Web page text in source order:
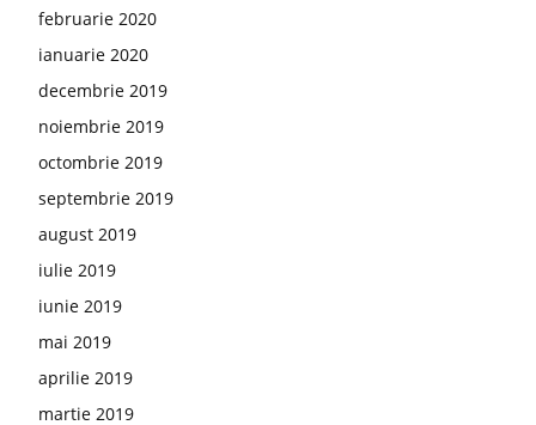
februarie 2020
ianuarie 2020
decembrie 2019
noiembrie 2019
octombrie 2019
septembrie 2019
august 2019
iulie 2019
iunie 2019
mai 2019
aprilie 2019
martie 2019